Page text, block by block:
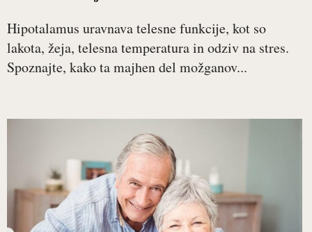
Hipotalamus uravnava telesne funkcije, kot so
lakota, žeja, telesna temperatura in odziv na stres.
Spoznajte, kako ta majhen del možganov...